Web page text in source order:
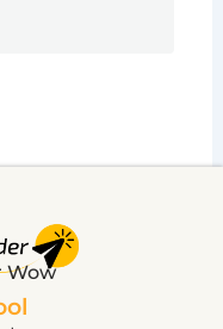
Wow